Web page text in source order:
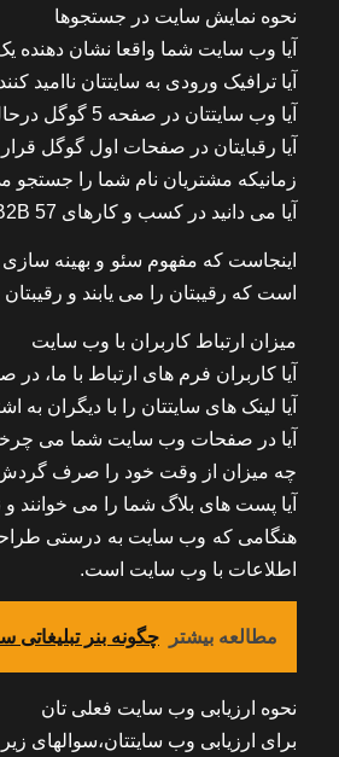
نحوه نمایش سایت در جستجوها
آیا وب سایت شما واقعا نشان
آیا ترافیک ورودی به سایتتان ناامید
آیا وب سایتتان در صفحه 5 گوگل درحال خاک خوردن می باشد؟
آیا رقبایتان در صفحات اول گوگل
زمانیکه مشتریان نام شما را
آیا می دانید در کسب و کارهای B2B 57 درصد تصمیم خرید از طریق درگیر شدن با منبع فروش(وب سایت فروشنده) می باشد؟
اینجاست که مفهوم سئو و بهینه
است که رقیبتان را می یابند و
میزان ارتباط کاربران با وب سایت
آیا کاربران فرم های ارتباط با ما،
آیا لینک های سایتتان را با دیگران به
آیا در صفحات وب سایت شما می
چه میزان از وقت خود را صرف
آیا پست های بلاگ شما را می خوانند
هنگامی که وب سایت به درستی طراحی
اطلاعات با وب سایت است.
مطالعه بیشتر چگونه بنر
نحوه ارزیابی وب سایت فعلی تان
برای ارزیابی وب سایتتان،سوالهای